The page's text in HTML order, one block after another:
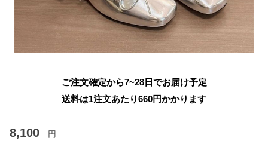
ご注文確定から7~28日でお届け予定
送料は1注文あたり660円かかります
8,100 円